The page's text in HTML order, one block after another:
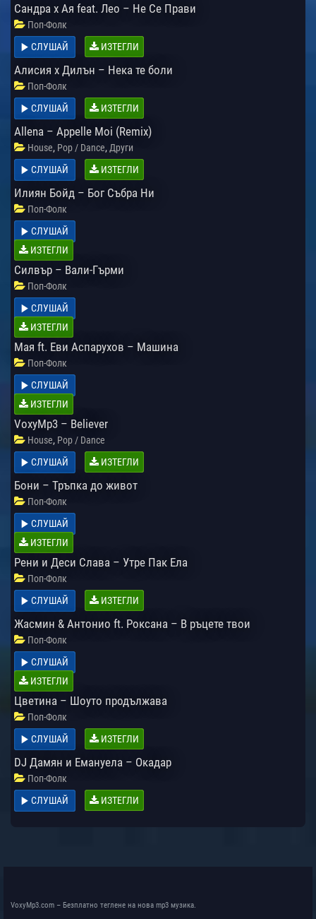
Сандра x Ая feat. Лео – Не Се Прави
Поп-Фолк
СЛУШАЙ
ИЗТЕГЛИ
Алисия х Дилън – Нека те боли
Поп-Фолк
СЛУШАЙ
ИЗТЕГЛИ
Allena – Appelle Moi (Remix)
House, Pop / Dance, Други
СЛУШАЙ
ИЗТЕГЛИ
Илиян Бойд – Бог Събра Ни
Поп-Фолк
СЛУШАЙ
ИЗТЕГЛИ
Силвър – Вали-Гърми
Поп-Фолк
СЛУШАЙ
ИЗТЕГЛИ
Мая ft. Еви Аспарухов – Машина
Поп-Фолк
СЛУШАЙ
ИЗТЕГЛИ
VoxyMp3 – Believer
House, Pop / Dance
СЛУШАЙ
ИЗТЕГЛИ
Бони – Тръпка до живот
Поп-Фолк
СЛУШАЙ
ИЗТЕГЛИ
Рени и Деси Слава – Утре Пак Ела
Поп-Фолк
СЛУШАЙ
ИЗТЕГЛИ
Жасмин & Антонио ft. Роксана – В ръцете твои
Поп-Фолк
СЛУШАЙ
ИЗТЕГЛИ
Цветина – Шоуто продължава
Поп-Фолк
СЛУШАЙ
ИЗТЕГЛИ
DJ Дамян и Емануела – Окадар
Поп-Фолк
СЛУШАЙ
ИЗТЕГЛИ
VoxyMp3.com – Безплатно теглене на нова mp3 музика.